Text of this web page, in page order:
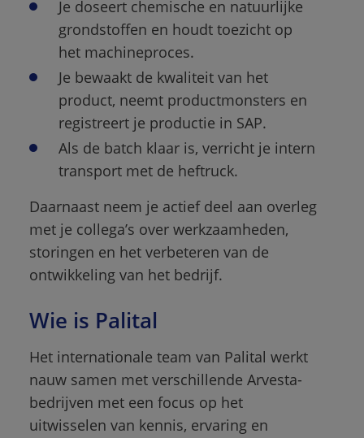
Je doseert chemische en natuurlijke
grondstoffen en houdt toezicht op
het machineproces.
Je bewaakt de kwaliteit van het
product, neemt productmonsters en
registreert je productie in SAP.
Als de batch klaar is, verricht je intern
transport met de heftruck.
Daarnaast neem je actief deel aan overleg
met je collega’s over werkzaamheden,
storingen en het verbeteren van de
ontwikkeling van het bedrijf.
Wie is Palital
Het internationale team van Palital werkt
nauw samen met verschillende Arvesta-
bedrijven met een focus op het
uitwisselen van kennis, ervaring en